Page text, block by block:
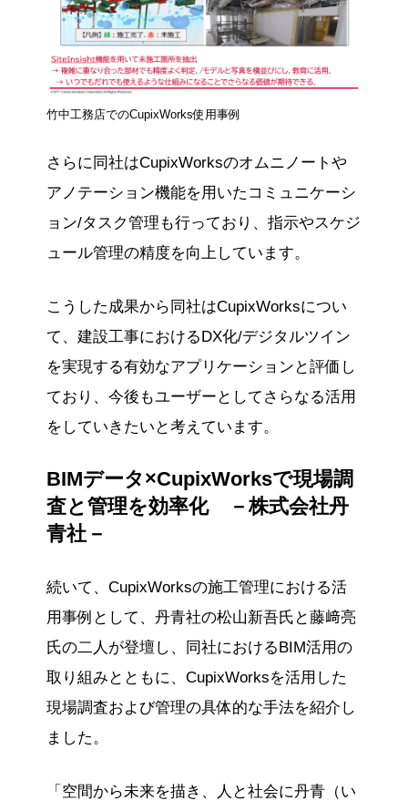
竹中工務店でのCupixWorks使用事例
さらに同社はCupixWorksのオムニノートや
アノテーション機能を用いたコミュニケーシ
ョン/タスク管理も行っており、指示やスケジ
ュール管理の精度を向上しています。
こうした成果から同社はCupixWorksについ
て、建設工事におけるDX化/デジタルツイン
を実現する有効なアプリケーションと評価し
ており、今後もユーザーとしてさらなる活用
をしていきたいと考えています。
BIMデータ×CupixWorksで現場調
査と管理を効率化 －株式会社丹
青社－
続いて、CupixWorksの施工管理における活
用事例として、丹青社の松山新吾氏と藤﨑亮
氏の二人が登壇し、同社におけるBIM活用の
取り組みとともに、CupixWorksを活用した
現場調査および管理の具体的な手法を紹介し
ました。
「空間から未来を描き、人と社会に丹青（い